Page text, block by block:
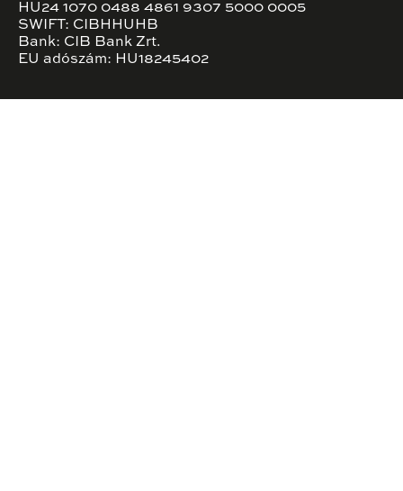
HU24 1070 0488 4861 9307 5000 0005
SWIFT: CIBHHUHB
Bank: CIB Bank Zrt.
EU adószám: HU18245402